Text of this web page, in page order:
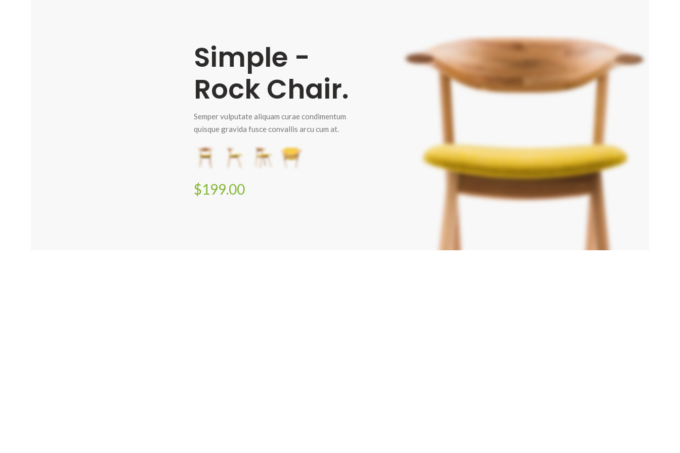
Simple -
Rock Chair.
Semper vulputate aliquam curae condimentum
quisque gravida fusce convallis arcu cum at.
$199.00